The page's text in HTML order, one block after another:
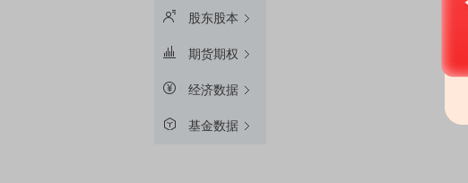
股东股本
期货期权
经济数据
基金数据